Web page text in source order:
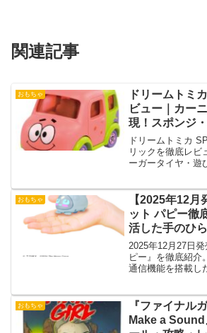
関連記事
おもちゃ
ドリームトミ
ビュー｜カー
現！スポンジ
う？
ドリームトミカ
リックを徹底レビ
ーガータイヤ・遊
おもちゃ
【2025年12
ット パピー徹
活した手のひ
ペット【タカ
2025年12月27日
ピー』を徹底紹介
通信機能を搭載し
おもちゃ
『ファイナル
Make a